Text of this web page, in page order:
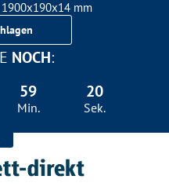
mm
nur 29,90 €/m²
NOCH:
59
Min.
19
Sek.